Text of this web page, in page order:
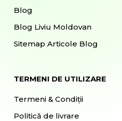
Blog
Blog Liviu Moldovan
Sitemap Articole Blog
TERMENI DE UTILIZARE
Termeni & Condiții
Politică de livrare